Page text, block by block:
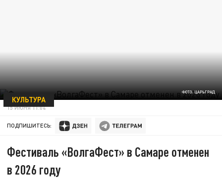
ФОТО: ЦАРЬГРАД
КУЛЬТУРА
15 ИЮНЯ 11:04
ПОДПИШИТЕСЬ:
Фестиваль «ВолгаФест» в Самаре отменен
в 2026 году